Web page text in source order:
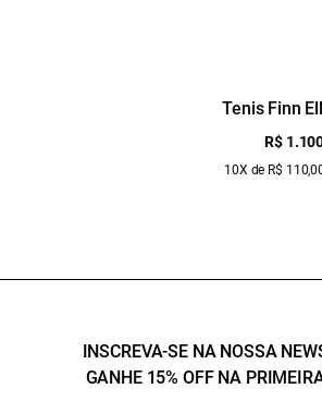
Tenis Finn
R$
10X de R$
INSCREVA-SE NA NOSSA
GANHE 15% OFF NA